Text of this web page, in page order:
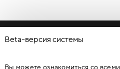
Политика
© Каталог дверей - DverProf,
Beta-версия системы
Вы можете ознакомиться со